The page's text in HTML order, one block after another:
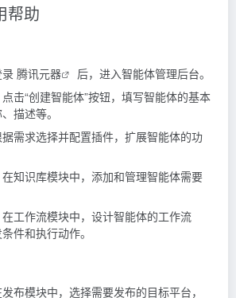
帮助
录 腾讯元器
后，进入智能体管理后台。
点击“创建智能体”按钮，填写智能体的基本
描述等。
据需求选择并配置插件，扩展智能体的功
在知识库模块中，添加和管理智能体需要
在工作流模块中，设计智能体的工作流
件和执行动作。
发布模块中，选择需要发布的目标平台，